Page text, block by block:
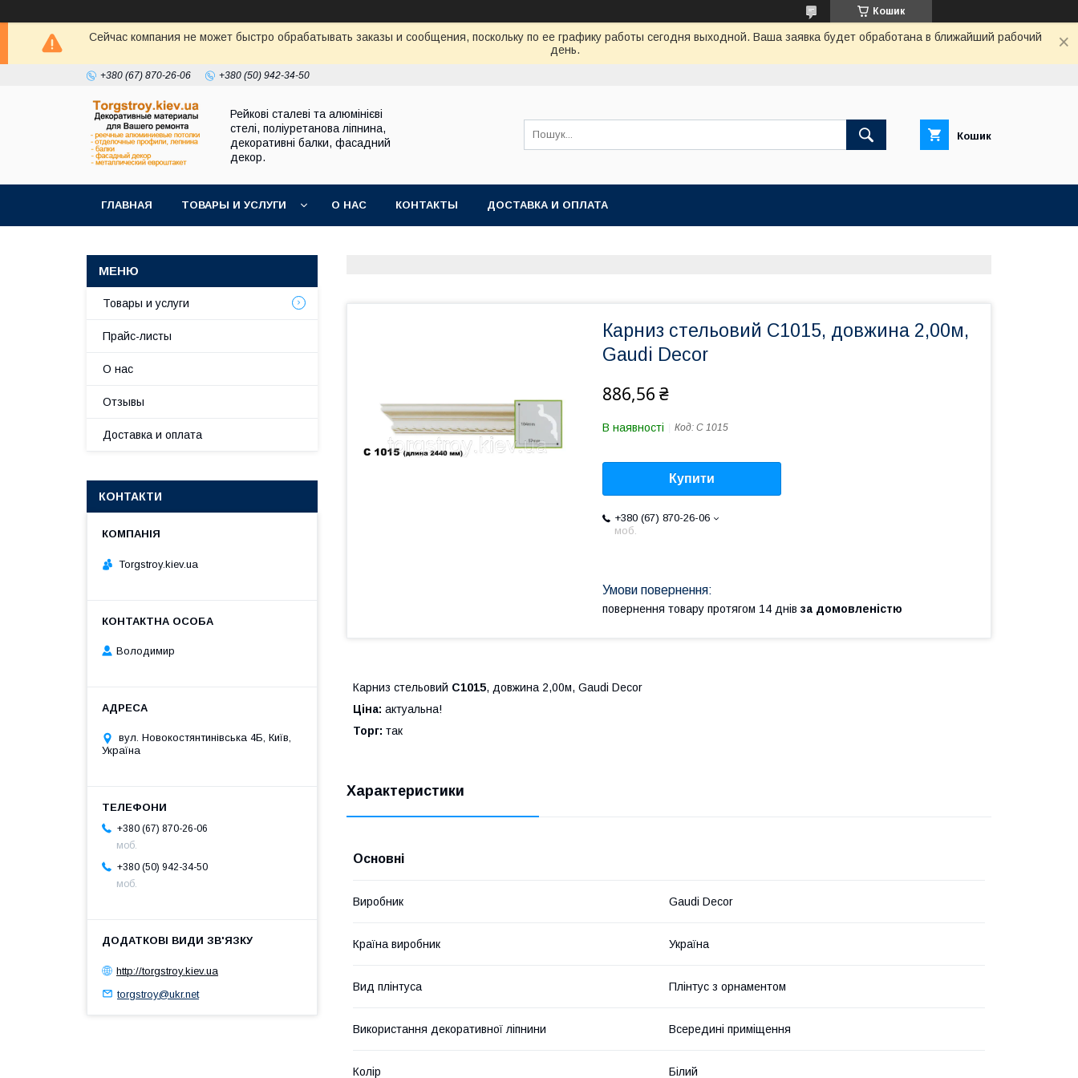
Кошик
Сейчас компания не может быстро обрабатывать заказы и сообщения, поскольку по ее графику работы сегодня выходной. Ваша заявка будет обработана в ближайший рабочий
день.
+380 (67) 870-26-06 +380 (50) 942-34-50
Рейкові сталеві та алюмінієві
стелі, поліуретанова ліпнина,
декоративні балки, фасадний
декор.
Кошик
ГЛАВНАЯ ТОВАРЫ И УСЛУГИ О НАС КОНТАКТЫ ДОСТАВКА И ОПЛАТА
Карниз стельовий C1015, довжина 2,00м,
Gaudi Decor
886,56 ₴
В наявності Код: C 1015
Купити
+380 (67) 870-26-06
моб.
повернення товару протягом 14 днів за домовленістю
Карниз стельовий C1015, довжина 2,00м, Gaudi Decor
Ціна: актуальна!
Торг: так
Характеристики
Основні
Виробник Gaudi Decor
Країна виробник Україна
Вид плінтуса Плінтус з орнаментом
Використання декоративної ліпнини Всередині приміщення
Колір Білий
Товары и услуги
Прайс-листы
О нас
Отзывы
Доставка и оплата
КОНТАКТИ
Torgstroy.kiev.ua
Володимир
вул. Новокостянтинівська 4Б, Київ,
Україна
+380 (67) 870-26-06
моб.
+380 (50) 942-34-50
моб.
http://torgstroy.kiev.ua
torgstroy@ukr.net